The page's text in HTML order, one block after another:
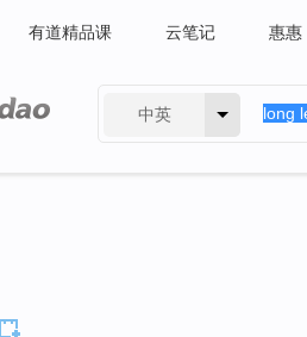
有道精品课 云笔记 惠惠
中英